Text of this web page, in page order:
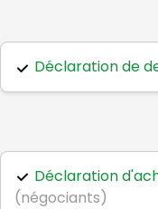
Déclaration de
Déclaration
(négociants)